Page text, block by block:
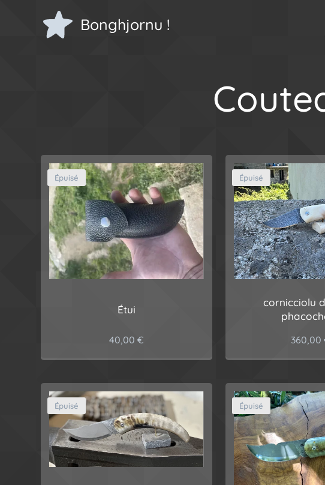
Bonghjornu !
Étui
Épuisé
40,00 €
cornicciolu
Épuisé
360,00
Épuisé Épuisé